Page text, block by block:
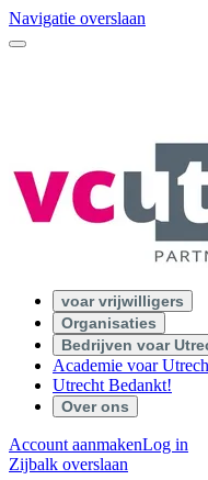
Navigatie overslaan
voar vrijwilligers
Organisaties
Bedrijven voar
Academie voar
Utrecht Bedankt!
Over ons
Account aanmakenLog in
Zijbalk overslaan